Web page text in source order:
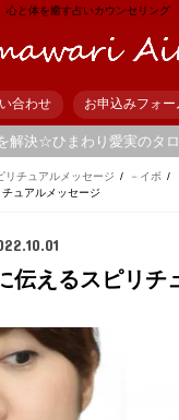
心と体を癒す占いカウンセリング
合わせ お申込みフォー
解決☆ひまわり愛実のタ
チュアルメッセージ
－イボ
ュアルメッセージ
伝えるスピリチ